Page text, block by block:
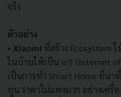
จริง
ตัวอย่าง
• Xiaomi ที่สร้าง Ecosystem
ในบ้านให้เป็น IoT (Internet
เป็นการทำ Smart Home ที่น่
ทุน ราคาไม่แพงมาก อย่างเครื่